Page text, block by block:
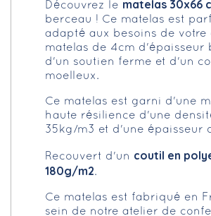
Découvrez le matelas 30x66
berceau ! Ce matelas est
adapté aux besoins de votre
matelas de 4cm d'épaisseur
d'un soutien ferme et d'un
moelleux.
Ce matelas est garni d'une
haute résilience d'une
35kg/m3 et d'une épaisseur
Recouvert d'un coutil en
180g/m2.
Ce matelas est fabriqué en
sein de notre atelier de